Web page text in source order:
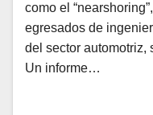
como el
egresados de
del sector automotriz,
Un informe…